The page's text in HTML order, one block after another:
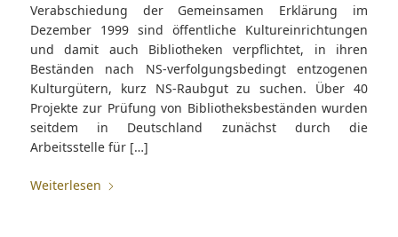
Verabschiedung der Gemeinsamen Erklärung im
Dezember 1999 sind öffentliche Kultureinrichtungen
und damit auch Bibliotheken verpflichtet, in ihren
Beständen nach NS-verfolgungsbedingt entzogenen
Kulturgütern, kurz NS-Raubgut zu suchen. Über 40
Projekte zur Prüfung von Bibliotheksbeständen wurden
seitdem in Deutschland zunächst durch die
Arbeitsstelle für […]
Weiterlesen